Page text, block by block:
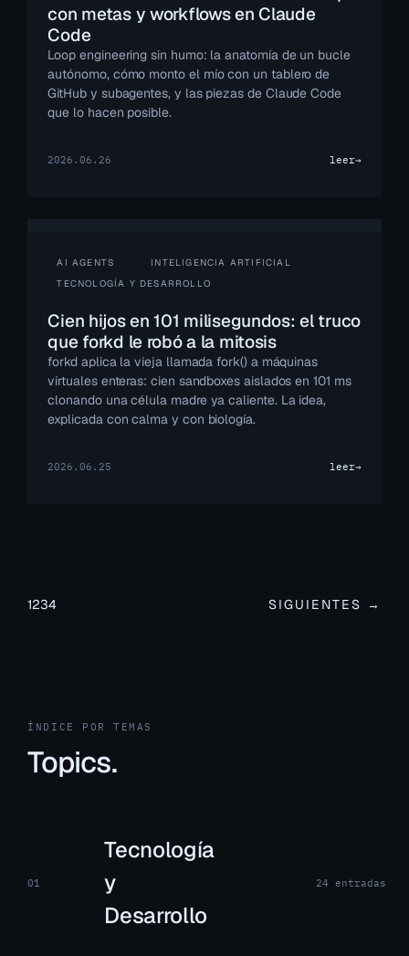
con metas y workflows en Claude
Code
Loop engineering sin humo: la anatomía de un bucle
autónomo, cómo monto el mío con un tablero de
GitHub y subagentes, y las piezas de Claude Code
que lo hacen posible.
2026.06.26 leer→
AI AGENTS
INTELIGENCIA ARTIFICIAL
TECNOLOGÍA Y DESARROLLO
Cien hijos en 101 milisegundos: el truco
que forkd le robó a la mitosis
forkd aplica la vieja llamada fork() a máquinas
virtuales enteras: cien sandboxes aislados en 101 ms
clonando una célula madre ya caliente. La idea,
explicada con calma y con biología.
2026.06.25 leer→
1234 SIGUIENTES →
ÍNDICE POR TEMAS
Topics.
01
Tecnología
y
Desarrollo
24 entradas